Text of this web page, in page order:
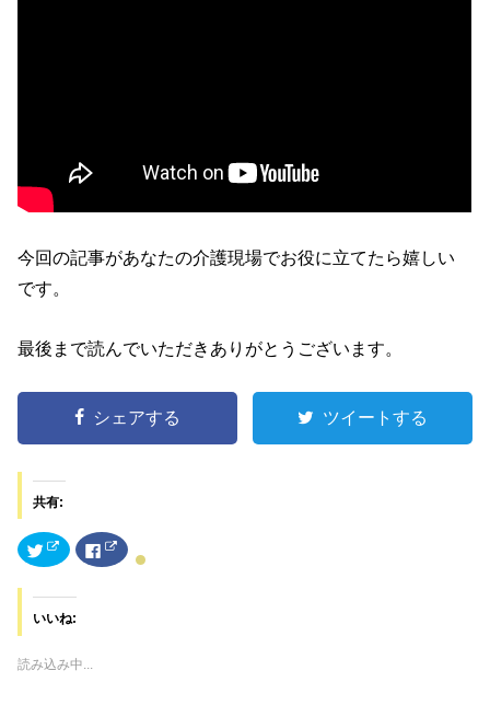
今回の記事があなたの介護現場でお役に立てたら嬉しい
です。
最後まで読んでいただきありがとうございます。
シェアする ツイートする
共有:
ク
ッ
し
て
T
t
F
c
いいね:
読み込み中...